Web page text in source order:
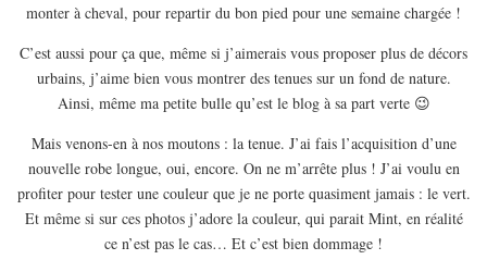
ESPAGNE
FRANCE
GRÈCE
HONGRIE
ITALIE
RÉPUBLIQUE TCHÈQUE
OCÉANIE
monter à cheval, pour repartir du bon pied pour une semaine chargée !
C’est aussi pour ça que, même si j’aimerais vous proposer plus de décors
urbains, j’aime bien vous montrer des tenues sur un fond de nature.
Ainsi, même ma petite bulle qu’est le blog à sa part verte 😉
Mais venons-en à nos moutons : la tenue. J’ai fais l’acquisition d’une
nouvelle robe longue, oui, encore. On ne m’arrête plus ! J’ai voulu en
profiter pour tester une couleur que je ne porte quasiment jamais : le vert.
Et même si sur ces photos j’adore la couleur, qui parait Mint, en réalité
ce n’est pas le cas… Et c’est bien dommage !